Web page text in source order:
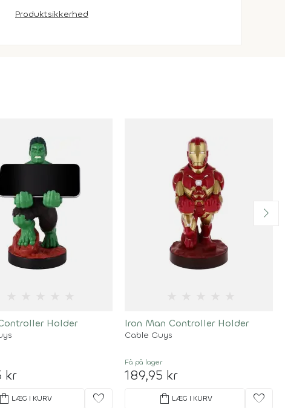
Produktsikkerhed
Holder
kr
shopping_bag LÆG I KURV favorite
Iron Man Controller Holder
Cable Guys
Få på lager
189,95 kr
shopping_bag LÆG I KURV favorite